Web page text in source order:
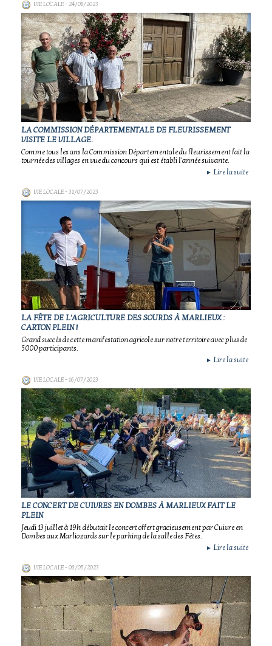
VIE LOCALE- 24/08/2023
LA COMMISSION DÉPARTEMENTALE DE FLEURISSEMENT
VISITE LE VILLAGE.
Comme tous les ans la Commission Départementale du fleurissement fait la
tournée des villages en vue du concours qui est établi l'année suivante.
► Lire la suite
VIE LOCALE- 31/07/2023
LA FÊTE DE L'AGRICULTURE DES SOURDS À MARLIEUX :
CARTON PLEIN !
Grand succès de cette manifestation agricole sur notre territoire avec plus de
5000 participants.
► Lire la suite
VIE LOCALE- 16/07/2023
LE CONCERT DE CUIVRES EN DOMBES À MARLIEUX FAIT LE
PLEIN
Jeudi 13 juillet à 19h débutait le concert offert gracieusement par Cuivre en
Dombes aux Marliozards sur le parking de la salle des Fêtes.
► Lire la suite
VIE LOCALE- 06/05/2023